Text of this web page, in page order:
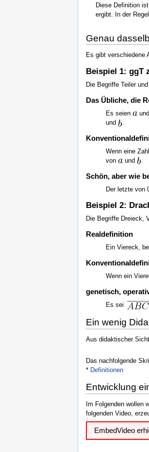
Diese Definition
ergibt. In der
Genau
Es gibt verschiedene
Beispiel 1: ggT
Die Begriffe Teiler
Das Übliche, die
Es seien und
und
Wenn eine Zahl
von
und
Schön, aber wie
Der letzte von
Beispiel 2:
Die Begriffe Dreieck,
Realdefinition
Ein Viereck,
Wenn ein
genetisch,
Es sei
Ein wenig
Aus didaktischer
Das nachfolgende
* Definitionen
Entwicklung
Im Folgenden wollen
folgenden Video,
EmbedVideo